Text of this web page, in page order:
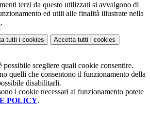
terzi da questo utilizzati si avvalgono di
ed utili alle finalità illustrate nella
.
tutti i cookies Accetta tutti i cookies
possibile scegliere quali cookie consentire.
quelli che consentono il funzionamento della
disabilitarli.
i cookie necessari al funzionamento potete
POLICY.